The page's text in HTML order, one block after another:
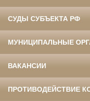
СУДЫ СУБЪЕКТА РФ
МУНИЦИПАЛЬНЫЕ
ВАКАНСИИ
ПРОТИВОДЕЙСТВИЕ